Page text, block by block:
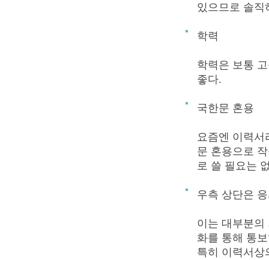
있으므로 솔직
학력
학력은 보통
좋다.
국한문 혼용
요즘엔 이력서
문 혼용으로
로 쓸 필요는
우측 상단은
이는 대부분의
화를 통해 통
특히 이력서상